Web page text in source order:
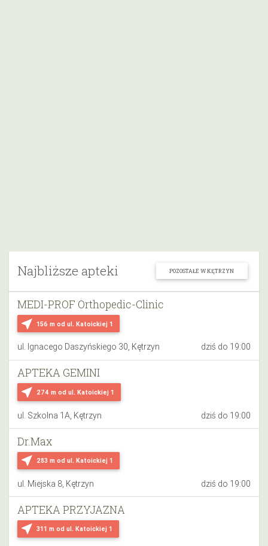
Najbliższe apteki POZOSTAŁE W KĘTRZYN
near_me 156 m od ul. Katoickiej 1
MEDI-PROF Orthopedic-Clinic
ul. Ignacego Daszyńskiego 30, Kętrzyn dziś do 19:00
near_me 274 m od ul. Katoickiej 1
APTEKA GEMINI
ul. Szkolna 1A, Kętrzyn dziś do 19:00
near_me 283 m od ul. Katoickiej 1
Dr.Max
ul. Miejska 8, Kętrzyn dziś do 19:00
near_me 311 m od ul. Katoickiej 1
APTEKA PRZYJAZNA